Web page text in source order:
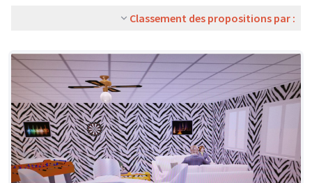
Classement des propositions par :